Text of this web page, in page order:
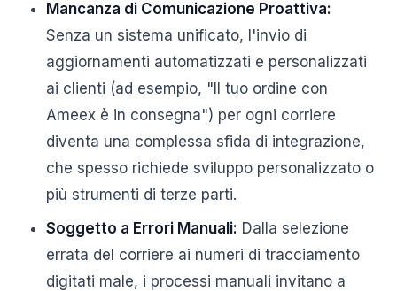
Mancanza di Comunicazione Proattiva:
Senza un sistema unificato, l'invio di
aggiornamenti automatizzati e personalizzati
ai clienti (ad esempio, "Il tuo ordine con
Ameex è in consegna") per ogni corriere
diventa una complessa sfida di integrazione,
che spesso richiede sviluppo personalizzato o
più strumenti di terze parti.
Soggetto a Errori Manuali: Dalla selezione
errata del corriere ai numeri di tracciamento
digitati male, i processi manuali invitano a